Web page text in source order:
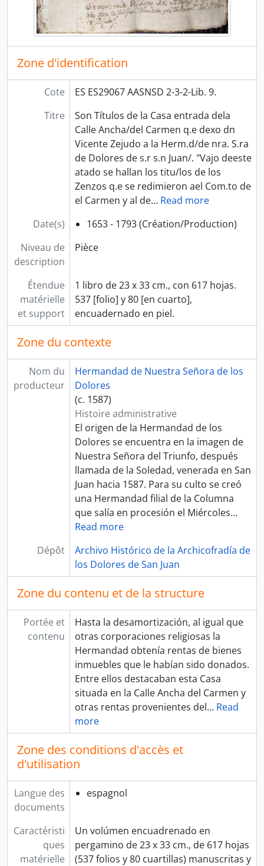
Zone d'identification
Cote
ES ES29067 AASNSD 2-3-2-Lib. 9.
Titre
Son Títulos de la Casa entrada dela
Calle Ancha/del Carmen q.e dexo dn
Vicente Zejudo a la Herm.d/de nra. S.ra
de Dolores de s.r s.n Juan/. "Vajo deeste
atado se hallan los titu/los de los
Zenzos q.e se redimieron ael Com.to de
el Carmen y al de… Read more
Date(s)
1653 - 1793 (Création/Production)
Niveau de
description
Pièce
Étendue
matérielle
et support
1 libro de 23 x 33 cm., con 617 hojas.
537 [folio] y 80 [en cuarto],
encuadernado en piel.
Zone du contexte
Nom du
producteur
Hermandad de Nuestra Señora de los
Dolores
(c. 1587)
Histoire administrative
El origen de la Hermandad de los
Dolores se encuentra en la imagen de
Nuestra Señora del Triunfo, después
llamada de la Soledad, venerada en San
Juan hacia 1587. Para su culto se creó
una Hermandad filial de la Columna
que salía en procesión el Miércoles…
Read more
Dépôt
Archivo Histórico de la Archicofradía de
los Dolores de San Juan
Zone du contenu et de la structure
Portée et
contenu
Hasta la desamortización, al igual que
otras corporaciones religiosas la
Hermandad obtenía rentas de bienes
inmuebles que le habían sido donados.
Entre ellos destacaban esta Casa
situada en la Calle Ancha del Carmen y
otras rentas provenientes del… Read
more
Zone des conditions d'accès et
d'utilisation
Langue des
documents
espagnol
Caractéristi
ques
matérielle
Un volúmen encuadrenado en
pergamino de 23 x 33 cm., de 617 hojas
(537 folios y 80 cuartillas) manuscritas y